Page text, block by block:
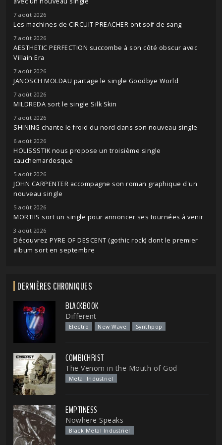
7 août 2026
Les machines de CIRCUIT PREACHER ont soif de sang
7 août 2026
AESTHETIC PERFECTION succombe à son côté obscur avec
Villain Era
7 août 2026
JANOSCH MOLDAU partage le single Goodbye World
7 août 2026
MILDREDA sort le single Silk Skin
7 août 2026
SHINING chante le froid du nord dans son nouveau single
6 août 2026
HOLISSSTIK nous propose un troisième single
cauchemardesque
5 août 2026
JOHN CARPENTER accompagne son roman graphique d'un
nouveau single
5 août 2026
MORTIIS sort un single pour annoncer ses tournées à venir
3 août 2026
Découvrez PYRE OF DESCENT (gothic rock) dont le premier
album sort en septembre
DERNIÈRES CHRONIQUES
BLACKBOOK
Different
Electro New Wave Synthpop
COMBICHRIST
The Venom in the Mouth of God
Metal Industriel
EMPTINESS
Nowhere Speaks
Black Metal Industriel